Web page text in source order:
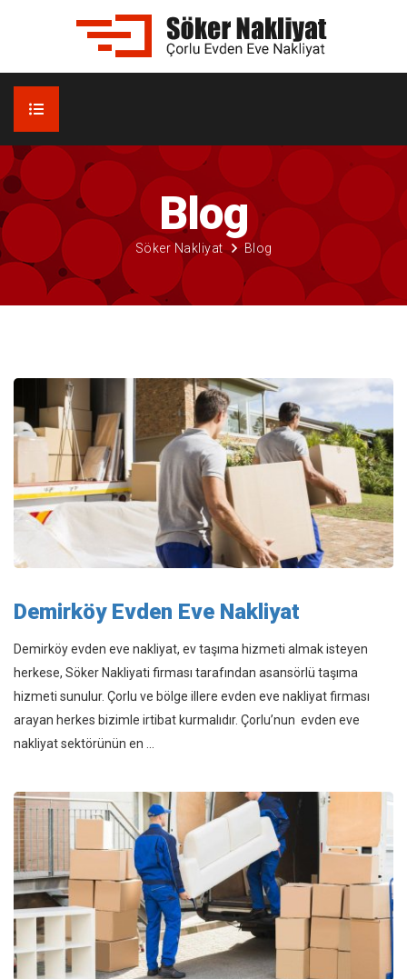
ANA SAYFA
KURUMSAL
Kalite Politikamız
Hakkımızda
HİZMETLERİMİZ
Evden Eve Nakliyat
Ofis Taşıma
Asansörlü Nakliyat
Şehirler Arası Nakliyat
Eşya Depolama
EVDEN EVE NAKLİYAT
BLOG
İLETİŞİM
Blog
Söker Nakliyat Blog
Demirköy Evden Eve Nakliyat
Demirköy evden eve nakliyat, ev taşıma hizmeti almak isteyen
herkese, Söker Nakliyati firması tarafından asansörlü taşıma
hizmeti sunulur. Çorlu ve bölge illere evden eve nakliyat firması
arayan herkes bizimle irtibat kurmalıdır. Çorlu’nun evden eve
nakliyat sektörünün en ...